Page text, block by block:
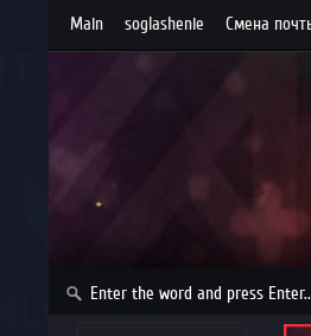
Main soglashenie Cмена